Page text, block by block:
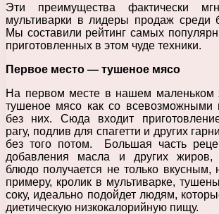
Эти преимущества фактически
мультиварки в лидеры продаж среди
Мы составили рейтинг самых
приготовленных в этом чуде техники.
Первое место — тушеное мясо
На первом месте в нашем маленьком
тушеное мясо как со всевозможными
без них. Сюда входит
рагу, подлив для спагетти и других
без того потом. Большая часть
добавления масла и других жиров,
блюдо получается не только
примеру, кролик в мультиварке,
соку, идеально подойдет людям,
диетическую низкокалорийную пищу.